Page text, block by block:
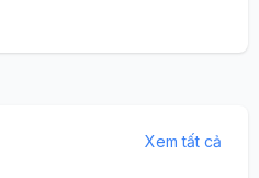
Xem tất cả